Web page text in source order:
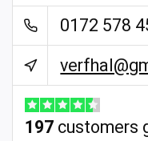
0172 578
197customers